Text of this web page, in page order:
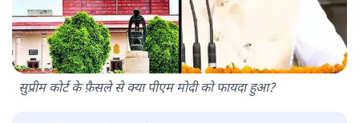
सुप्रीम कोर्ट के फ़ैसले से क्या पीएम मोदी को फायदा हुआ?